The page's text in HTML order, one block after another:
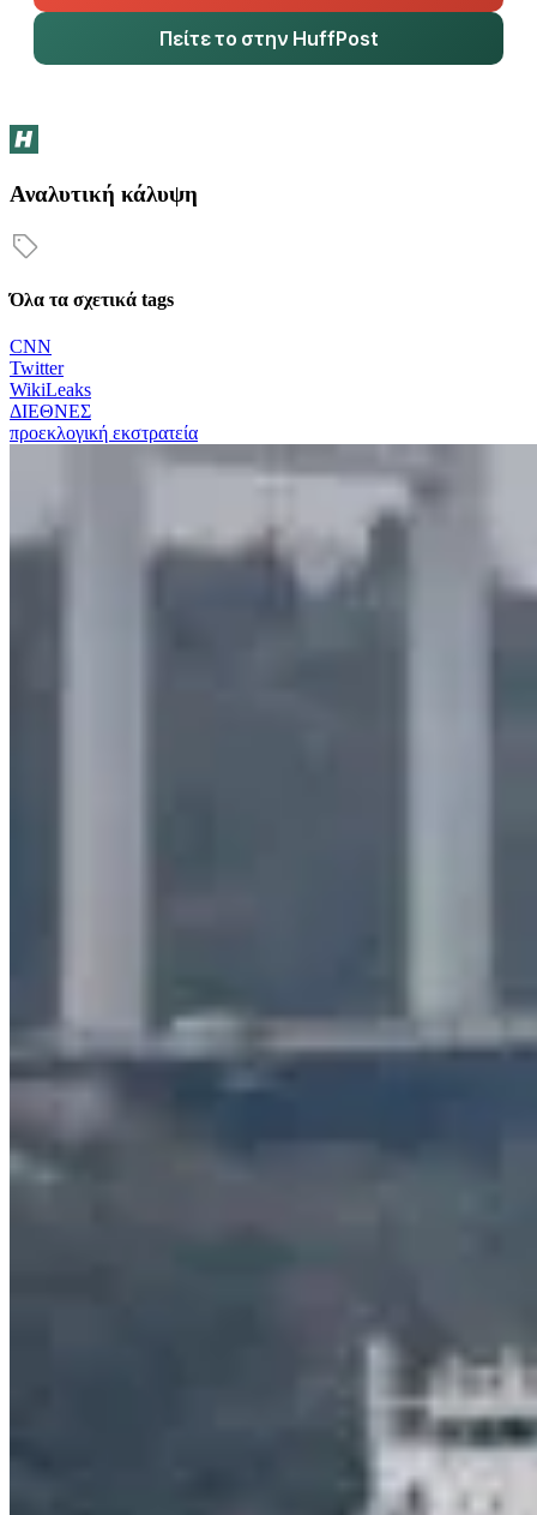
Πείτε το στην HuffPost
Αναλυτική κάλυψη
Όλα τα σχετικά tags
CNN
Twitter
WikiLeaks
ΔΙΕΘΝΕΣ
προεκλογική εκστρατεία